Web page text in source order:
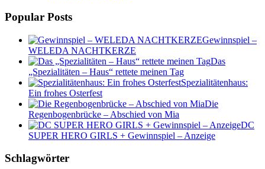
Popular Posts
Gewinnspiel –
WELEDA NACHTKERZE
Das
„Spezialitäten – Haus“ rettete meinen Tag
Spezialitätenhaus:
Ein frohes Osterfest
Die
Regenbogenbrücke – Abschied von Mia
DC
SUPER HERO GIRLS + Gewinnspiel – Anzeige
Schlagwörter